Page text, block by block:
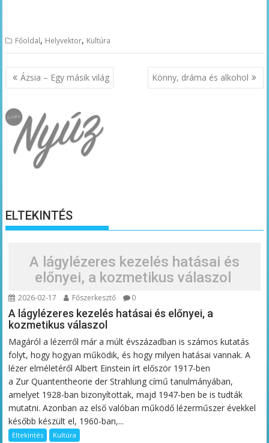
Főoldal, Helyvektor, Kultúra
Bejegyzés
navigáció
Ázsia – Egy másik világ Könny, dráma és alkohol
ELTEKINTÉS
A lágylézeres kezelés hatásai és
előnyei, a kozmetikus válaszol
2026-02-17 Főszerkesztő 0
A lágylézeres kezelés hatásai és előnyei, a
kozmetikus válaszol
Magáról a lézerről már a múlt évszázadban is számos kutatás
folyt, hogy hogyan működik, és hogy milyen hatásai vannak. A
lézer elméletéről Albert Einstein írt először 1917-ben
a Zur Quantentheorie der Strahlung című tanulmányában,
amelyet 1928-ban bizonyítottak, majd 1947-ben be is tudták
mutatni. Azonban az első valóban működő lézerműszer évekkel
később készült el, 1960-ban,...
Eltekintés Kultúra